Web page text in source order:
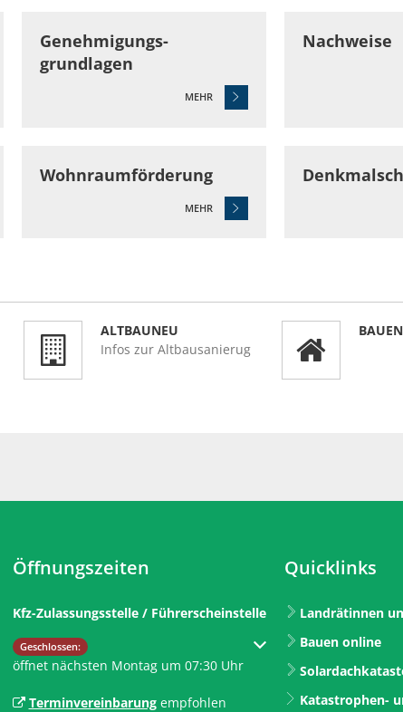
Genehmigungs-
grundlagen
MEHR
Nachweise
Wohnraumförderung
MEHR
ALTBAUNEU
Infos zur Altbausanierug
Öffnungszeiten
Kfz-Zulassungsstelle / Führerscheinstelle
Klicken, um weitere Öffnungs- oder Schließzeiten auszublenden
Geschlossen:
öffnet nächsten Montag um 07:30 Uhr
Terminvereinbarungempfohlen
Quicklinks
Landrätinnen
Bauen online
Katastrophen-